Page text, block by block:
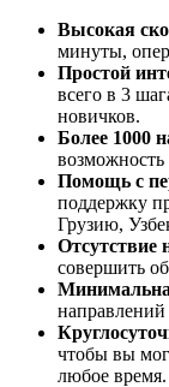
Высокая
минуты,
Простой
всего в 3
новичков.
Более 1000
возможность
Помощь с
поддержку
Грузию,
Отсутствие
совершить
направлений
чтобы вы
любое время.